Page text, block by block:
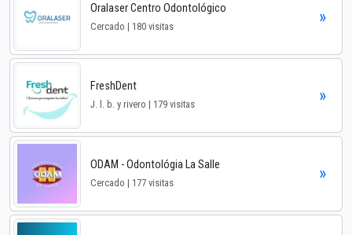
Oralaser Centro Odontológico
Cercado | 180 visitas »
FreshDent
J. l. b. y rivero | 179 visitas »
ODAM - Odontológia La Salle
Cercado | 177 visitas »